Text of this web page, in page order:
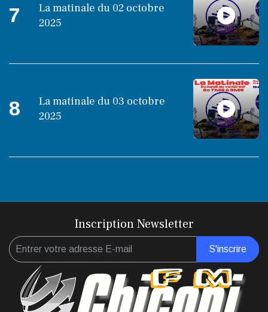
7
La matinale du 02 octobre
2025
8
La matinale du 03 octobre
2025
Inscription Newsletter
S'inscrire